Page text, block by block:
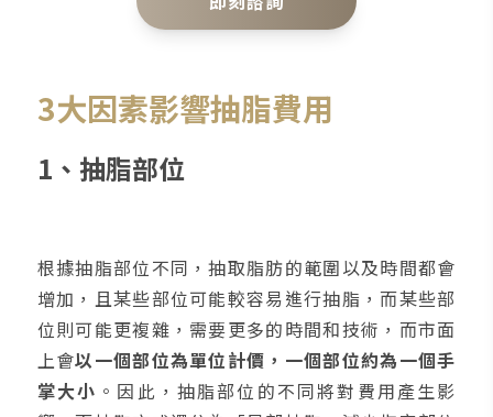
3大因素影響抽脂費用
1、抽脂部位
根據抽脂部位不同，抽取脂肪的範圍以及時間都會
增加，且某些部位可能較容易進行抽脂，而某些部
位則可能更複雜，需要更多的時間和技術，而市面
上會以一個部位為單位計價，一個部位約為一個手
掌大小 。因此，抽脂部位的不同將對費用產生影